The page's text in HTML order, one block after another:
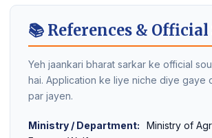
📚 References & Official
Yeh jaankari bharat sarkar ke official
hai. Application ke liye niche diye gaye
par jayen.
Ministry / Department:
Ministry of